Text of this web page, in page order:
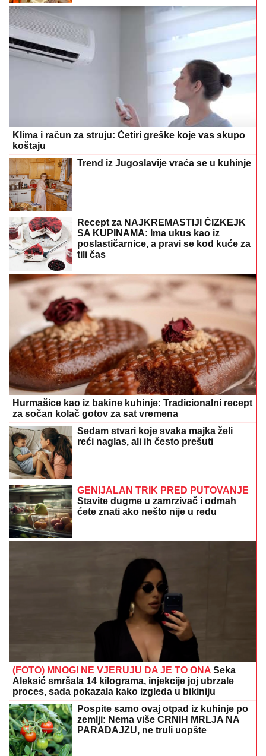
Klima i račun za struju: Četiri greške koje vas skupo
koštaju
Trend iz Jugoslavije vraća se u kuhinje
Recept za NAJKREMASTIJI ČIZKEJK
SA KUPINAMA: Ima ukus kao iz
poslastičarnice, a pravi se kod kuće za
tili čas
Hurmašice kao iz bakine kuhinje: Tradicionalni recept
za sočan kolač gotov za sat vremena
Sedam stvari koje svaka majka želi
reći naglas, ali ih često prešuti
GENIJALAN TRIK PRED PUTOVANJE
Stavite dugme u zamrzivač i odmah
ćete znati ako nešto nije u redu
(FOTO) MNOGI NE VJERUJU DA JE TO ONA Seka
Aleksić smršala 14 kilograma, injekcije joj ubrzale
proces, sada pokazala kako izgleda u bikiniju
Pospite samo ovaj otpad iz kuhinje po
zemlji: Nema više CRNIH MRLJA NA
PARADAJZU, ne truli uopšte